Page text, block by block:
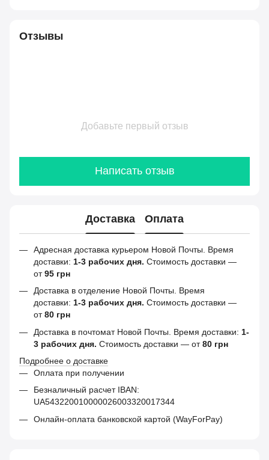
Отзывы
Добавьте первый отзыв
Написать отзыв
Доставка Оплата
Адресная доставка курьером Новой Почты. Время
доставки: 1-3 рабочих дня. Стоимость доставки —
от95 грн
Доставка в отделение Новой Почты. Время
доставки: 1-3 рабочих дня. Стоимость доставки —
от80 грн
Доставка в почтомат Новой Почты. Время доставки: 1-
3 рабочих дня. Стоимость доставки — от80 грн
Подробнее о доставке
Оплата при получении
Безналичный расчет IBAN:
UA543220010000026003320017344
Онлайн-оплата банковской картой (WayForPay)